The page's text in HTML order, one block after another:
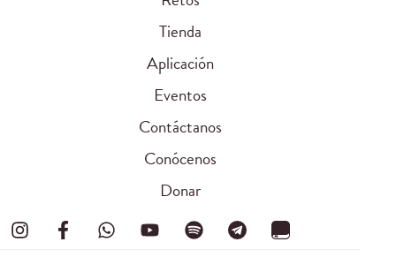
Tienda
Aplicación
Eventos
Contáctanos
Conócenos
Donar